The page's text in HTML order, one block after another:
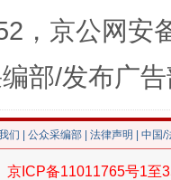
谢
，京公网安
部/发布广
们 公众采编部 法律声明 | 中国
京ICP备11011765号1至